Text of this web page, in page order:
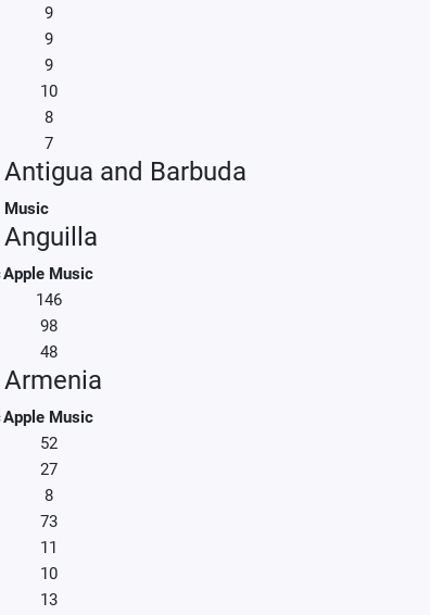
9
9
9
10
8
7
and Barbuda
Music
Apple Music
146
98
48
Apple Music
52
27
8
73
11
10
13